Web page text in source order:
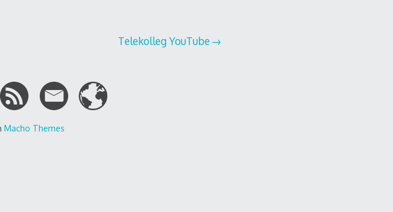
Telekolleg YouTube
Macho Themes